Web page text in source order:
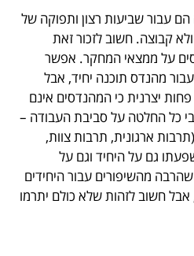
עבור שביעות רצון ותפוקה של
קבוצה. חשוב לזכור זאת
על ממצאי המחקר. אפשר
מהנדס תוכנה יחיד, אבל
יצרנית כי המהנדסים אינם
כל החלטה על סביבת העבודה –
ארגונית, תרבות צוות,
גם על היחיד וגם על
מהשיפורים עבור היחידים
אבל חשוב לזהות שלא כולם יתרמו